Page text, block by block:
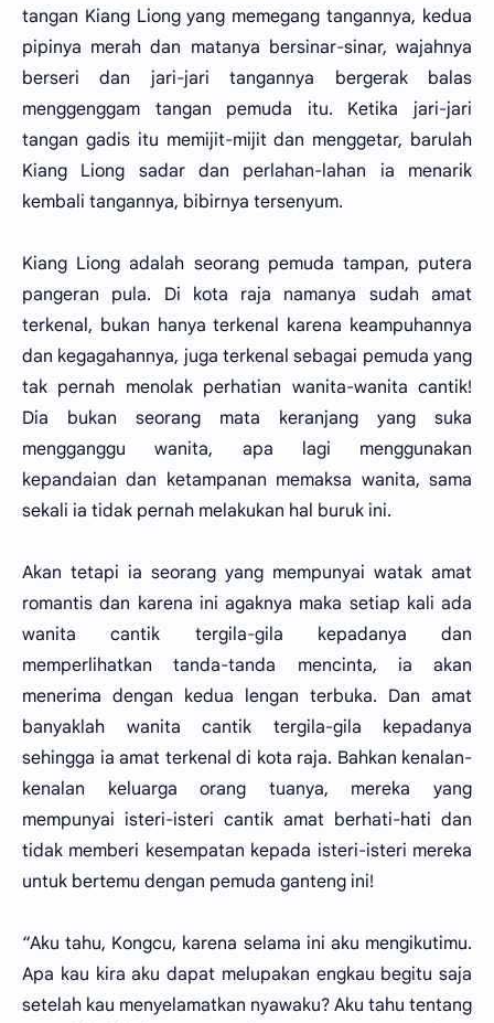
tangan Kiang Liong yang memegang tangannya, kedua
pipinya merah dan matanya bersinar-sinar, wajahnya
berseri dan jari-jari tangannya bergerak balas
menggenggam tangan pemuda itu. Ketika jari-jari
tangan gadis itu memijit-mijit dan menggetar, barulah
Kiang Liong sadar dan perlahan-lahan ia menarik
kembali tangannya, bibirnya tersenyum.
Kiang Liong adalah seorang pemuda tampan, putera
pangeran pula. Di kota raja namanya sudah amat
terkenal, bukan hanya terkenal karena keampuhannya
dan kegagahannya, juga terkenal sebagai pemuda yang
tak pernah menolak perhatian wanita-wanita cantik!
Dia bukan seorang mata keranjang yang suka
mengganggu wanita, apa lagi menggunakan
kepandaian dan ketampanan memaksa wanita, sama
sekali ia tidak pernah melakukan hal buruk ini.
Akan tetapi ia seorang yang mempunyai watak amat
romantis dan karena ini agaknya maka setiap kali ada
wanita cantik tergila-gila kepadanya dan
memperlihatkan tanda-tanda mencinta, ia akan
menerima dengan kedua lengan terbuka. Dan amat
banyaklah wanita cantik tergila-gila kepadanya
sehingga ia amat terkenal di kota raja. Bahkan kenalan-
kenalan keluarga orang tuanya, mereka yang
mempunyai isteri-isteri cantik amat berhati-hati dan
tidak memberi kesempatan kepada isteri-isteri mereka
untuk bertemu dengan pemuda ganteng ini!
“Aku tahu, Kongcu, karena selama ini aku mengikutimu.
Apa kau kira aku dapat melupakan engkau begitu saja
setelah kau menyelamatkan nyawaku? Aku tahu tentang